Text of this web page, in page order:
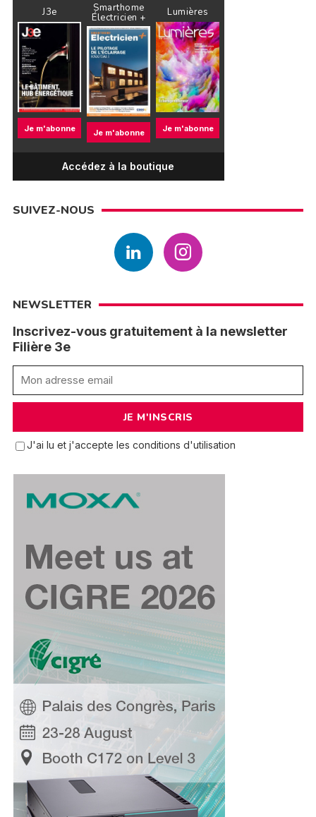
J3e
Je m'abonne
Smarthome
Électricien +
Je m'abonne
Lumières
Je m'abonne
Accédez à la boutique
SUIVEZ-NOUS
NEWSLETTER
Inscrivez-vous gratuitement à la newsletter
Filière 3e
J'ai lu et j'accepte les conditions d'utilisation